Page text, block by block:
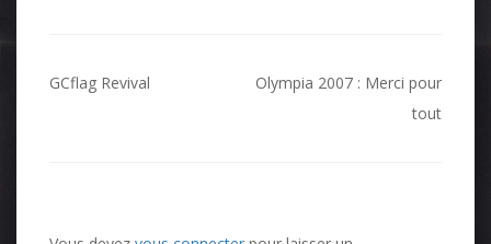
pour une autre
Navigation
GCflag Revival
Olympia 2007 : Merci pour
tout